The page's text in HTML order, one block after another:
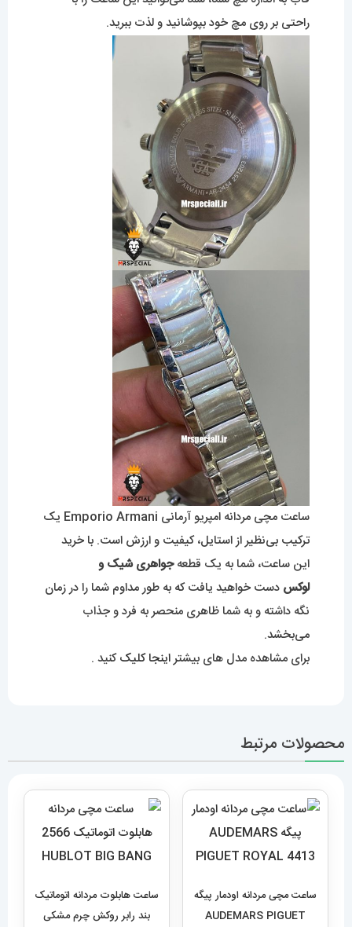
راحتی بر روی مچ خود بپوشانید و لذت ببرید.
ساعت مچی مردانه امپریو آرمانی Emporio Armani یک
ترکیب بی‌نظیر از استایل، کیفیت و ارزش است. با خرید
این ساعت، شما به یک قطعهجواهری شیک و
لوکس دست خواهید یافت که به طور مداوم شما را در زمان
نگه داشته و به شما ظاهری منحصر به فرد و جذاب
می‌بخشد.
برای مشاهده مدل های بیشتراینجا کلیککنید .
محصولات مرتبط
ساعت مچی مردانه اودمار پیگه
AUDEMARS PIGUET
ساعت هابلوت مردانه اتوماتیک
بند رابر روکش چرم مشکی